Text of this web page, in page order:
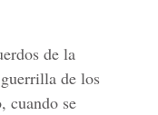
de la
de los
cuando se